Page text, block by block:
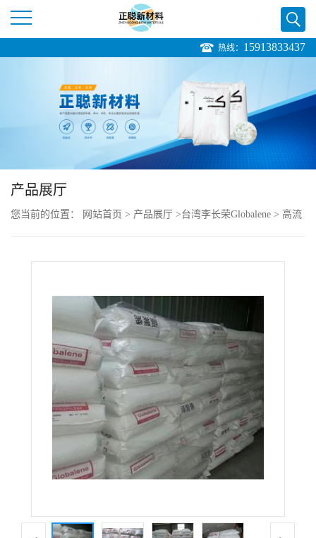
公
品
热线： 15913833437
产品展厅
您当前的位置： 网站首页 > 产品展厅 >台湾李长荣Globalene > 高流